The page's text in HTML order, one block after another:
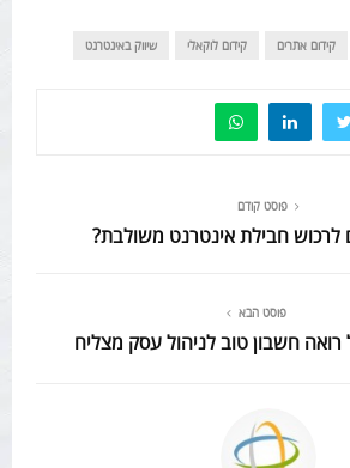
קידום אתרים קידום לוקאלי שיווק באינטרנט
פוסט קודם
חבילת אינטרנט משולבת?
פוסט הבא
חשבון טוב לניהול עסק מצליח